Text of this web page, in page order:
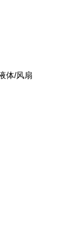
体/风扇